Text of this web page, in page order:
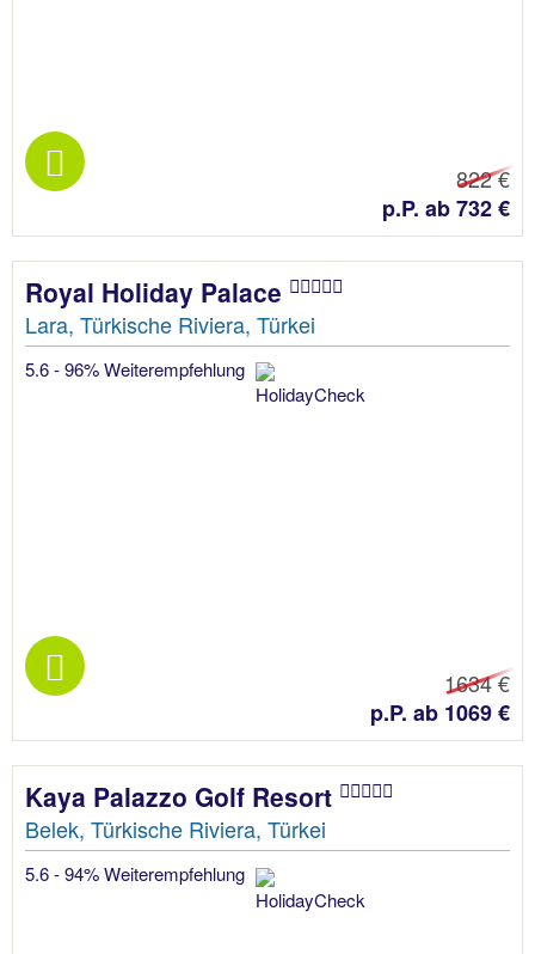
822 €
p.P. ab 732 €
Royal Holiday Palace
Lara, Türkische Riviera, Türkei
5.6 - 96% Weiterempfehlung
1634 €
p.P. ab 1069 €
Kaya Palazzo Golf Resort
Belek, Türkische Riviera, Türkei
5.6 - 94% Weiterempfehlung